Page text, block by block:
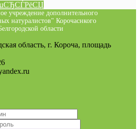
учреждение дополнительного
натуралистов" Корочаснкого
области
область, г. Короча, площадь